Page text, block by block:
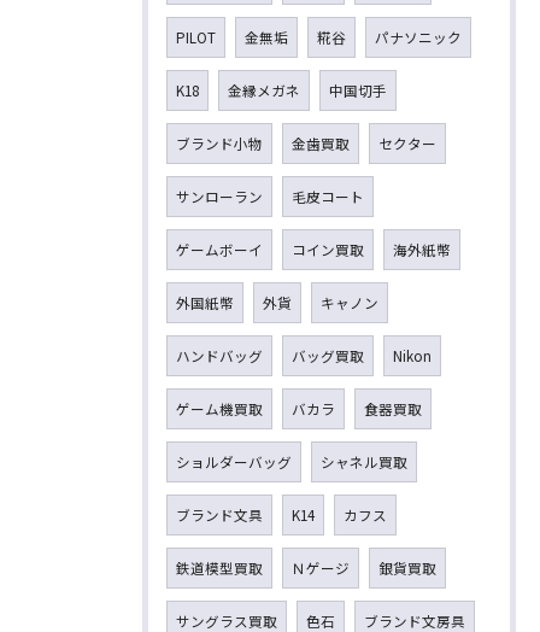
PILOT 金無垢 糀谷 パナソニック
K18 金縁メガネ 中国切手
ブランド小物 金歯買取 セクター
サンローラン 毛皮コート
ゲームボーイ コイン買取 海外紙幣
外国紙幣 外貨 キャノン
ハンドバッグ バッグ買取 Nikon
ゲーム機買取 バカラ 食器買取
ショルダーバッグ シャネル買取
ブランド文具 K14 カフス
鉄道模型買取 Ｎゲージ 銀貨買取
サングラス買取 色石 ブランド文房具